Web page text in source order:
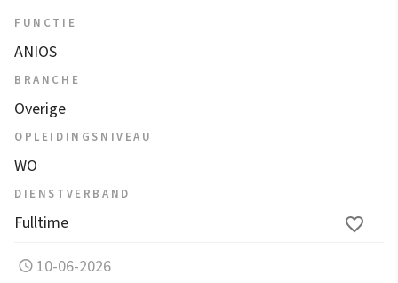
FUNCTIE
ANIOS
BRANCHE
Overige
OPLEIDINGSNIVEAU
WO
DIENSTVERBAND
Fulltime
10-06-2026